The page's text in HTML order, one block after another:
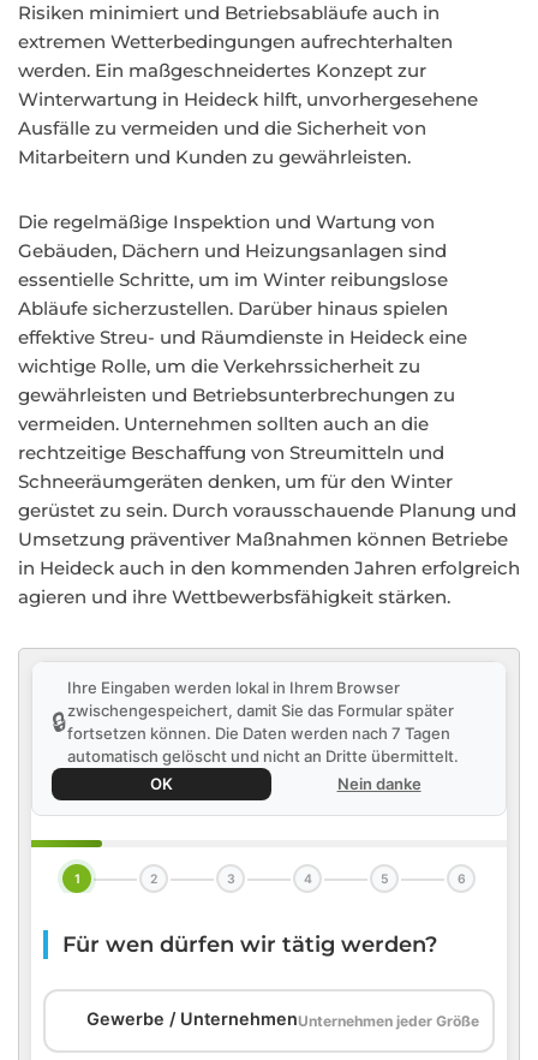
Risiken minimiert und Betriebsabläufe auch in
extremen Wetterbedingungen aufrechterhalten
werden. Ein maßgeschneidertes Konzept zur
Winterwartung in Heideck hilft, unvorhergesehene
Ausfälle zu vermeiden und die Sicherheit von
Mitarbeitern und Kunden zu gewährleisten.
Die regelmäßige Inspektion und Wartung von
Gebäuden, Dächern und Heizungsanlagen sind
essentielle Schritte, um im Winter reibungslose
Abläufe sicherzustellen. Darüber hinaus spielen
effektive Streu- und Räumdienste in Heideck eine
wichtige Rolle, um die Verkehrssicherheit zu
gewährleisten und Betriebsunterbrechungen zu
vermeiden. Unternehmen sollten auch an die
rechtzeitige Beschaffung von Streumitteln und
Schneeräumgeräten denken, um für den Winter
gerüstet zu sein. Durch vorausschauende Planung und
Umsetzung präventiver Maßnahmen können Betriebe
in Heideck auch in den kommenden Jahren erfolgreich
agieren und ihre Wettbewerbsfähigkeit stärken.
🔒
Ihre Eingaben werden lokal in Ihrem Browser
zwischengespeichert, damit Sie das Formular später
fortsetzen können. Die Daten werden nach 7 Tagen
automatisch gelöscht und nicht an Dritte übermittelt.
OK
Nein danke
1 2 3 4 5 6
Für wen dürfen wir tätig werden?
Gewerbe / UnternehmenUnternehmen jeder Größe